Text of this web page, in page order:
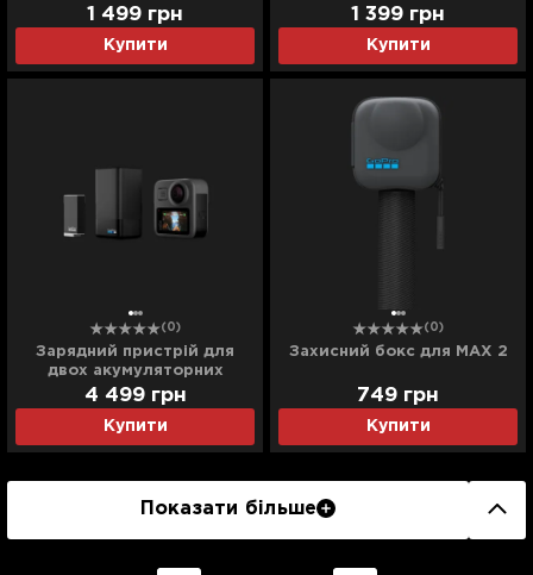
Battery Charger 3 Slot
Charging Box
Купити
1 499 грн
Battery Charger 3 Slot
Charging Box
Купити
1 399 грн
(0)
Зарядний пристрій для
двох акумуляторних
батарей MAX
DualBatteryCharger+Enduro
Battery
Купити
4 499 грн
(0)
Захисний бокс для MAX 2
Купити
749 грн
Показати більше